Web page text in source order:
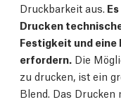
Druckbarkeit aus.
Drucken
Festigkeit und
erfordern. Die
zu drucken, ist ein
Blend. Das Drucken